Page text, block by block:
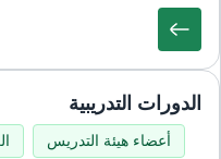
الدورات التدريبية
أعضاء هيئة التدريس